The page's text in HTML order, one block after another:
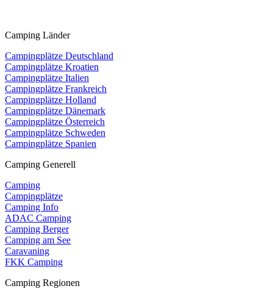
Camping Länder
Campingplätze Deutschland
Campingplätze Kroatien
Campingplätze Italien
Campingplätze Frankreich
Campingplätze Holland
Campingplätze Dänemark
Campingplätze Österreich
Campingplätze Schweden
Campingplätze Spanien
Camping Generell
Camping
Campingplätze
Camping Info
ADAC Camping
Camping Berger
Camping am See
Caravaning
FKK Camping
Camping Regionen